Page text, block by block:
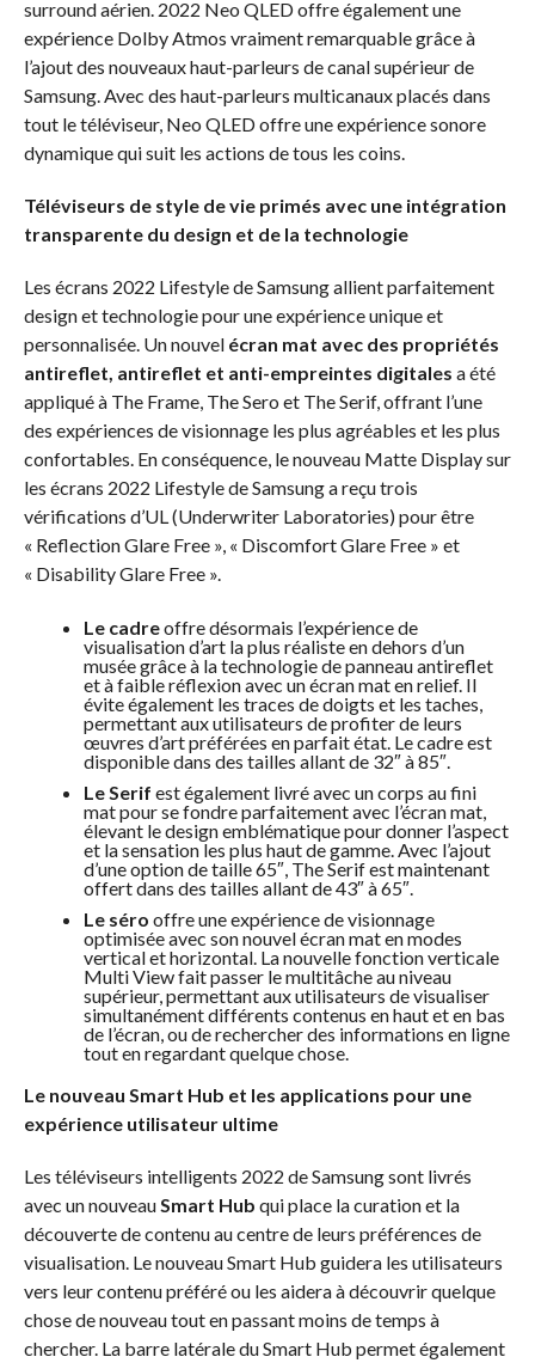
surround aérien. 2022 Neo QLED offre également une
expérience Dolby Atmos vraiment remarquable grâce à
l’ajout des nouveaux haut-parleurs de canal supérieur de
Samsung. Avec des haut-parleurs multicanaux placés dans
tout le téléviseur, Neo QLED offre une expérience sonore
dynamique qui suit les actions de tous les coins.
Téléviseurs de style de vie primés avec une intégration
transparente du design et de la technologie
Les écrans 2022 Lifestyle de Samsung allient parfaitement
design et technologie pour une expérience unique et
personnalisée. Un nouvel écran mat avec des propriétés
antireflet, antireflet et anti-empreintes digitales a été
appliqué à The Frame, The Sero et The Serif, offrant l’une
des expériences de visionnage les plus agréables et les plus
confortables. En conséquence, le nouveau Matte Display sur
les écrans 2022 Lifestyle de Samsung a reçu trois
vérifications d’UL (Underwriter Laboratories) pour être
« Reflection Glare Free », « Discomfort Glare Free » et
« Disability Glare Free ».
Le cadreoffre désormais l’expérience de
visualisation d’art la plus réaliste en dehors d’un
musée grâce à la technologie de panneau antireflet
et à faible réflexion avec un écran mat en relief. Il
évite également les traces de doigts et les taches,
permettant aux utilisateurs de profiter de leurs
œuvres d’art préférées en parfait état. Le cadre est
disponible dans des tailles allant de 32″ à 85″.
Le Serif est également livré avec un corps au fini
mat pour se fondre parfaitement avec l’écran mat,
élevant le design emblématique pour donner l’aspect
et la sensation les plus haut de gamme. Avec l’ajout
d’une option de taille 65″, The Serif est maintenant
offert dans des tailles allant de 43″ à 65″.
Le séro offre une expérience de visionnage
optimisée avec son nouvel écran mat en modes
vertical et horizontal. La nouvelle fonction verticale
Multi View fait passer le multitâche au niveau
supérieur, permettant aux utilisateurs de visualiser
simultanément différents contenus en haut et en bas
de l’écran, ou de rechercher des informations en ligne
tout en regardant quelque chose.
Le nouveau Smart Hub et les applications pour une
expérience utilisateur ultime
Les téléviseurs intelligents 2022 de Samsung sont livrés
avec un nouveau Smart Hub qui place la curation et la
découverte de contenu au centre de leurs préférences de
visualisation. Le nouveau Smart Hub guidera les utilisateurs
vers leur contenu préféré ou les aidera à découvrir quelque
chose de nouveau tout en passant moins de temps à
chercher. La barre latérale du Smart Hub permet également